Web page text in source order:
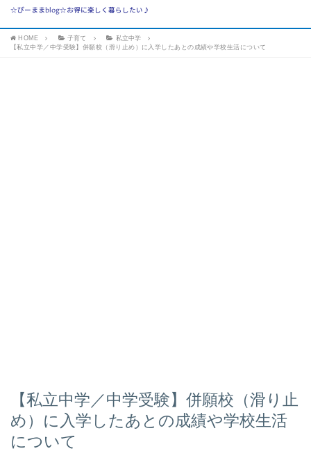
☆ぴーままblog☆お得に楽しく暮らしたい♪
HOME 子育て
私立中学
【私立中学／中学受験】併願校（滑り止め）に入学したあとの成績や学校生活について
【私立中学／中学受験】併願校（滑り止
め）に入学したあとの成績や学校生活
について